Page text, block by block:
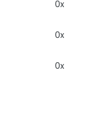
0x
0x
0x